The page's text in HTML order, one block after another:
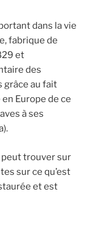
dans la vie
fabrique de
et
des
grâce au fait
Europe de ce
à ses
peut trouver sur
sur ce qu’est
et est